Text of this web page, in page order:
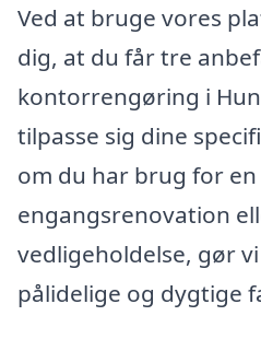
Ved at bruge vores
dig, at du får tre
kontorrengøring i
tilpasse sig dine
om du har brug for en
engangsrenovation
vedligeholdelse, gør
pålidelige og dygtige